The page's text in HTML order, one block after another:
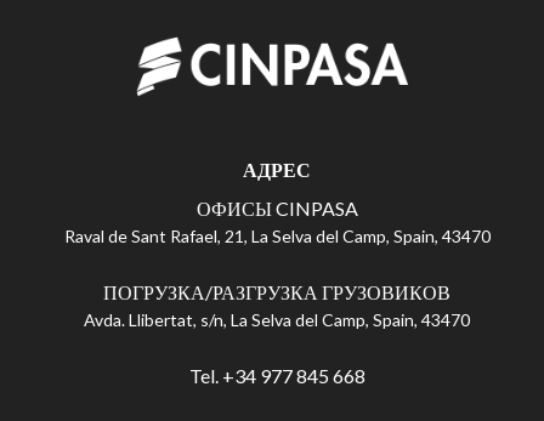
АДРЕС
ОФИСЫ CINPASA
Raval de Sant Rafael, 21, La Selva del Camp, Spain, 43470
ПОГРУЗКА/РАЗГРУЗКА ГРУЗОВИКОВ
Avda. Llibertat, s/n, La Selva del Camp, Spain, 43470
Tel. +34 977 845 668